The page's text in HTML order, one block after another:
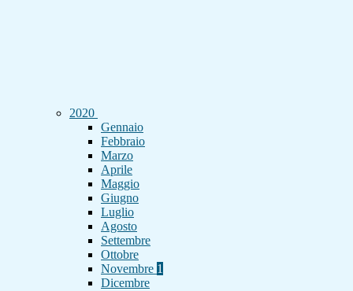
2020
Gennaio
Febbraio
Marzo
Aprile
Maggio
Giugno
Luglio
Agosto
Settembre
Ottobre
Novembre 1
Dicembre